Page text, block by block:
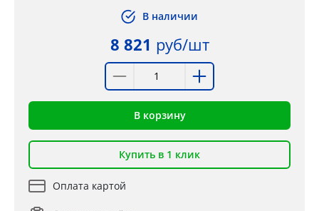
В наличии
8 821 руб/шт
В корзину
Купить в 1 клик
Оплата картой